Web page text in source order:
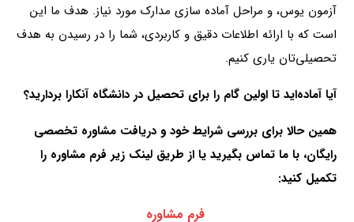
آزمون یوس، و مراحل آماده‌ سازی مدارک مورد نیاز. هدف ما این
است که با ارائه اطلاعات دقیق و کاربردی، شما را در رسیدن به هدف
تحصیلی‌تان یاری کنیم.
آیا آماده‌اید تا اولین گام را برای تحصیل در دانشگاه آنکارا بردارید؟
همین حالا برای بررسی شرایط خود و دریافت مشاوره تخصصی
رایگان، با ما تماس بگیرید یا از طریق لینک زیر فرم مشاوره را
تکمیل کنید:
فرم مشاوره